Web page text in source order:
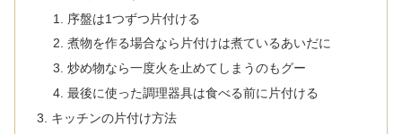
序盤は1つずつ片付ける
煮物を作る場合なら片付けは煮ているあいだに
炒め物なら一度火を止めてしまうのもグー
最後に使った調理器具は食べる前に片付ける
キッチンの片付け方法